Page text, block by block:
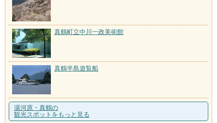
真鶴町立中川一政美術館
真鶴半島遊覧船
湯河原・真鶴の
観光スポットをもっと見る